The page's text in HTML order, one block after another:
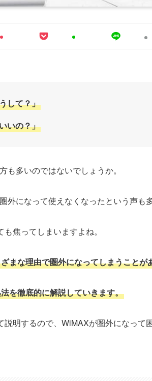
して？」
いの？」
多いのではないでしょうか。
になって使えなくなったという声も多
焦ってしまいますよね。
まな理由で圏外になってしまうことが
を徹底的に解説していきます。
明するので、WiMAXが圏外になって